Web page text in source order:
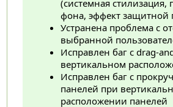
(системная
фона, эффект защитной
Устранена проблема с
выбранной
Исправлен баг с drag-
вертикальном
Исправлен баг с
панелей при
расположении панелей